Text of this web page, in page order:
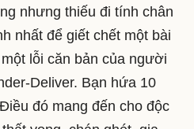
nhưng thiếu đi tính chân
nhất để giết chết một bài
lỗi căn bản của người
Deliver. Bạn hứa 10
đó mang đến cho độc